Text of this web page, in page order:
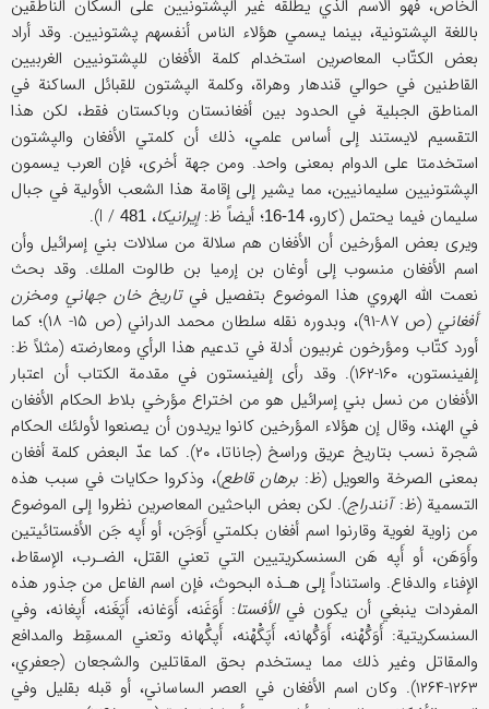
الخاص، فهو الاسم الذي يطلقه غير الپشتونيين على السكان الناطقين
باللغة الپشتونية، بينما يسمي هؤلاء الناس أنفسهم پشتونيين. وقد أراد
بعض الكتّاب المعاصرين استخدام كلمة الأفغان للپشتونيين الغربيين
القاطنين في حوالي قندهار وهراة، وكلمة الپشتون للقبائل الساكنة في
المناطق الجبلية في الحدود بين أفغانستان وباكستان فقط، لكن هذا
التقسيم لايستند إلى أساس علمي، ذلك أن كلمتي الأفغان والپشتون
استخدمتا على الدوام بمعنى واحد. ومن جهة أخرى، فإن العرب يسمون
الپشتونيين سليمانيين، مما يشير إلى إقامة هذا الشعب الأولية في جبال
سليمان فيما يحتمل (كارو،
؛ أيضاً ظ:إيرانيكا، I / 481
).
ويرى بعض المؤرخين أن الأفغان هم سلالة من سلالات بني إسرائيل وأن
اسم الأفغان منسوب إلى أوغان بن إرميا بن طالوت الملك. وقد بحث
نعمت الله الهروي هذا الموضوع بتفصيل فيتاريخ خان جهاني ومخزن
أفغاني
(ص ۸۷-۹۱)، وبدوره نقله سلطان محمد الدراني (ص ۱۵- ۱۸)؛ كما
أورد كتّاب ومؤرخون غربيون أدلة في تدعيم هذا الرأي ومعارضته (مثلاً ظ:
إلفينستون، ۱۶۰-۱۶۲). وقد رأى إلفينستون في مقدمة الكتاب أن اعتبار
الأفغان من نسل بني إسرائيل هو من اختراع مؤرخي بلاط الحكام الأفغان
في الهند، وقال إن هؤلاء المؤرخين كانوا يريدون أن يصنعوا لأولئك الحكام
شجرة نسب بتاريخ عريق وراسخ (جاناتا، ۲۰). كما عدّ البعض كلمة أفغان
بمعنى الصرخة والعويل (ظ:برهان قاطع)، وذكروا حكايات في سبب هذه
التسمية (ظ:آنندراج). لكن بعض الباحثين المعاصرين نظروا إلى الموضوع
من زاوية لغوية وقارنوا اسم أفغان بكلمتي أَوَجَن، أو أَپه جَن الأفستائيتين
وأَوَهَن، أو أَپه هَن السنسكريتيين التي تعني القتل، الضـرب، الإسقاط،
الإفناء والدفاع. واستناداً إلى هـذه البحوث، فإن اسم الفاعل من جذور هذه
المفردات ينبغي أن يكون في الأفستا: أَوَغَنه، أَوَغانه، أَپَغَنه، أَپغانه، وفي
السنسكريتية: أَوَگْهْنه، أَوَگْهانه، أَپَگْهْنه، أَپگْهانه وتعني المسقِط والمدافع
والمقاتل وغير ذلك مما يستخدم بحق المقاتلين والشجعان (جعفري،
۱۲۶۳-۱۲۶۴). وكان اسم الأفغان في العصر الساساني، أو قبله بقليل وفي